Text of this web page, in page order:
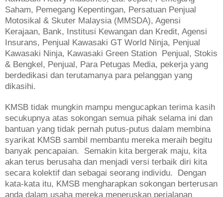
Saham, Pemegang Kepentingan, Persatuan Penjual
Motosikal & Skuter Malaysia (MMSDA), Agensi
Kerajaan, Bank, Institusi Kewangan dan Kredit, Agensi
Insurans, Penjual Kawasaki GT World Ninja, Penjual
Kawasaki Ninja, Kawasaki Green Station Penjual, Stokis
& Bengkel, Penjual, Para Petugas Media, pekerja yang
berdedikasi dan terutamanya para pelanggan yang
dikasihi.
KMSB tidak mungkin mampu mengucapkan terima kasih
secukupnya atas sokongan semua pihak selama ini dan
bantuan yang tidak pernah putus-putus dalam membina
syarikat KMSB sambil membantu mereka meraih begitu
banyak pencapaian. Semakin kita bergerak maju, kita
akan terus berusaha dan menjadi versi terbaik diri kita
secara kolektif dan sebagai seorang individu. Dengan
kata-kata itu, KMSB mengharapkan sokongan berterusan
anda dalam usaha mereka meneruskan perjalanan